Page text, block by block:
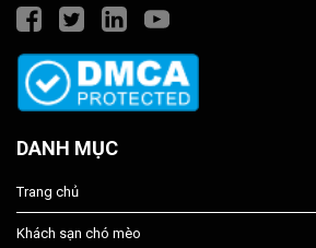
DANH MỤC
Trang chủ
Khách sạn chó mèo